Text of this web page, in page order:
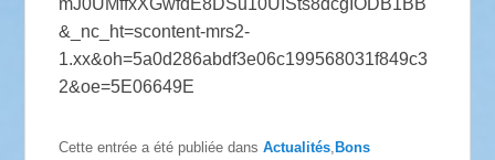
Cette entrée a été publiée dansActualités Bons